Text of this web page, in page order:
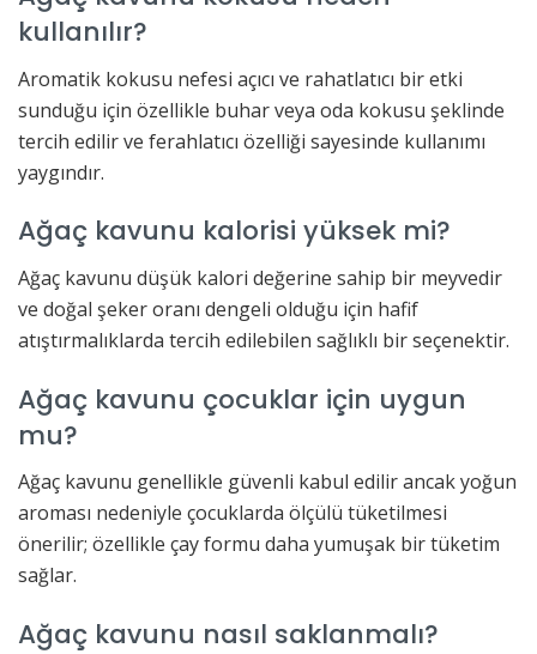
kullanılır?
Aromatik kokusu nefesi açıcı ve rahatlatıcı bir etki
sunduğu için özellikle buhar veya oda kokusu şeklinde
tercih edilir ve ferahlatıcı özelliği sayesinde kullanımı
yaygındır.
Ağaç kavunu kalorisi yüksek mi?
Ağaç kavunu düşük kalori değerine sahip bir meyvedir
ve doğal şeker oranı dengeli olduğu için hafif
atıştırmalıklarda tercih edilebilen sağlıklı bir seçenektir.
Ağaç kavunu çocuklar için uygun
mu?
Ağaç kavunu genellikle güvenli kabul edilir ancak yoğun
aroması nedeniyle çocuklarda ölçülü tüketilmesi
önerilir; özellikle çay formu daha yumuşak bir tüketim
sağlar.
Ağaç kavunu nasıl saklanmalı?